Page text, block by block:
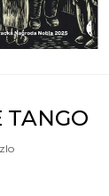
TANGO